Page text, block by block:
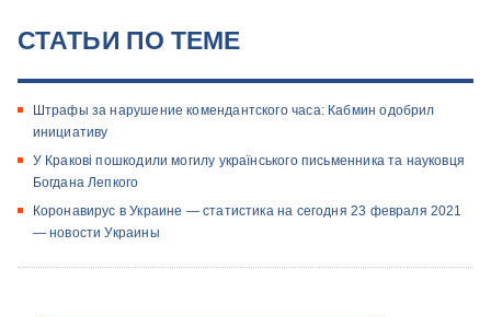
СТАТЬИ ПО ТЕМЕ
Штрафы за нарушение комендантского часа: Кабмин одобрил
инициативу
У Кракові пошкодили могилу українського письменника та науковця
Богдана Лепкого
Коронавирус в Украине — статистика на сегодня 23 февраля 2021
— новости Украины